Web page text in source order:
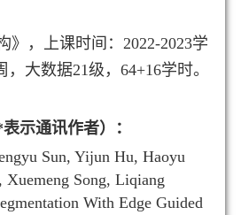
》，上课时间：2022-2023学
大数据21级，64+16学时。
示通讯作者）：
Sun, Yijun Hu, Haoyu
Xuemeng Song, Liqiang
With Edge Guided